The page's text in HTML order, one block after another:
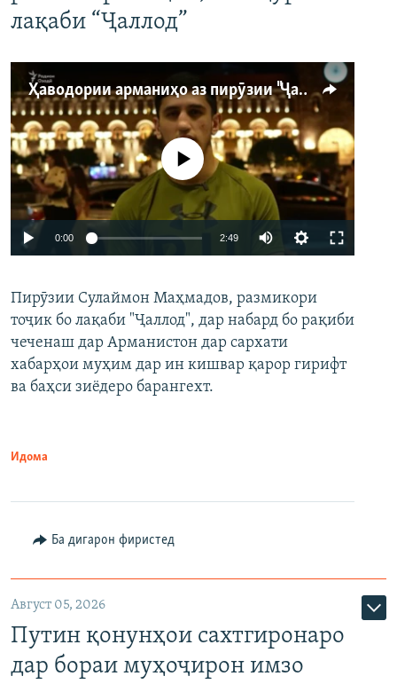
лақаби “Ҷаллод”
Ҳаводории арманиҳо аз пирӯзии "Ҷаллод"-и тоҷик
Auto 240p 360p 480p
720p 1080p
Феълан кор намекунад
0:00 2:49
360p
480p
Пирӯзии Сулаймон Маҳмадов, размикори
тоҷик бо лақаби "Ҷаллод", дар набард бо рақиби
чеченаш дар Арманистон дар сархати
хабарҳои муҳим дар ин кишвар қарор гирифт
ва баҳси зиёдеро барангехт.
Идома
Ба дигарон фиристед
Август 05, 2026
Путин қонунҳои сахтгиронаро
дар бораи муҳоҷирон имзо